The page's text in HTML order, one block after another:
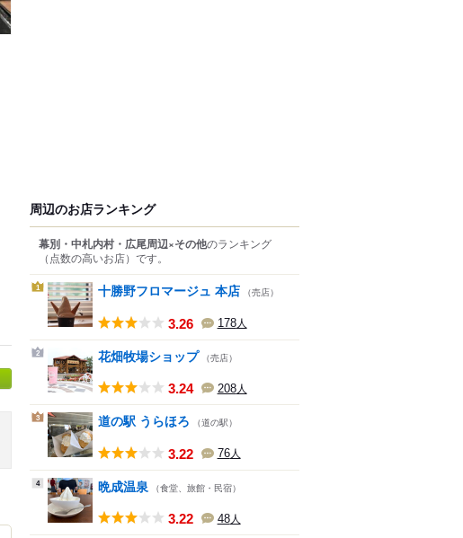
周辺のお店ランキング
幕別・中札内村・広尾周辺×その他のランキング
（点数の高いお店） です。
1 十勝野フロマージュ 本店 （売店）
3.26 178人
2 花畑牧場ショップ （売店）
3.24 208人
3 道の駅 うらほろ （道の駅）
3.22 76人
4 晩成温泉 （食堂、旅館・民宿）
3.22 48人